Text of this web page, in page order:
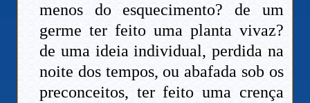
menos do esquecimento? de um
germe ter feito uma planta vivaz?
de uma ideia individual, perdida na
noite dos tempos, ou abafada sob os
preconceitos, ter feito uma crença